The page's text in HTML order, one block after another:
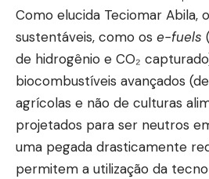
Como elucida Teciomar Abila,
sustentáveis, como os e-fuels
de hidrogênio e CO₂
biocombustíveis avançados
agrícolas e não de culturas
projetados para ser neutros
uma pegada drasticamente
permitem a utilização da